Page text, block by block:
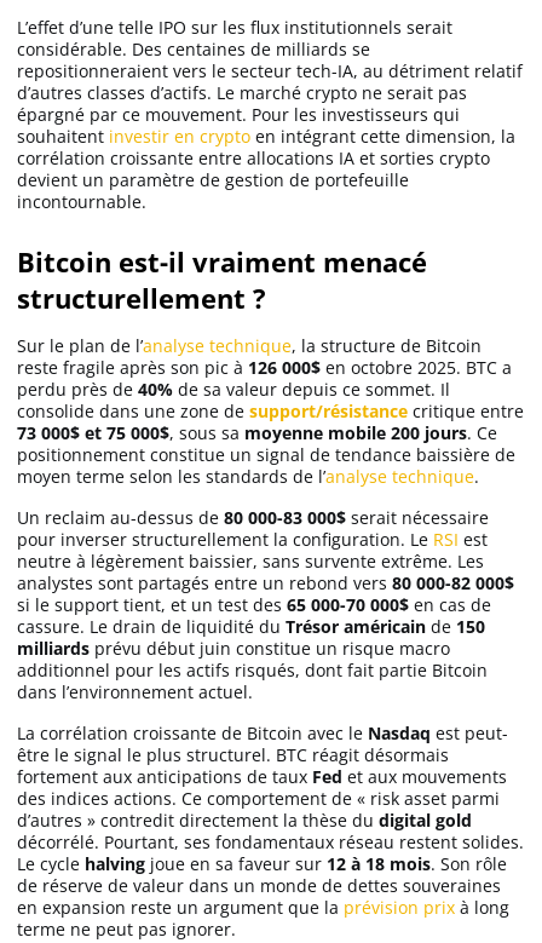
L’effet d’une telle IPO sur les flux institutionnels serait
considérable. Des centaines de milliards se
repositionneraient vers le secteur tech-IA, au détriment relatif
d’autres classes d’actifs. Le marché crypto ne serait pas
épargné par ce mouvement. Pour les investisseurs qui
souhaitent investir en crypto en intégrant cette dimension, la
corrélation croissante entre allocations IA et sorties crypto
devient un paramètre de gestion de portefeuille
incontournable.
Bitcoin est-il vraiment menacé
structurellement ?
Sur le plan de l’analyse technique, la structure de Bitcoin
reste fragile après son pic à 126 000$ en octobre 2025. BTC a
perdu près de 40% de sa valeur depuis ce sommet. Il
consolide dans une zone de support/résistance critique entre
73 000$ et 75 000$, sous sa moyenne mobile 200 jours. Ce
positionnement constitue un signal de tendance baissière de
moyen terme selon les standards de l’analyse technique.
Un reclaim au-dessus de 80 000-83 000$ serait nécessaire
pour inverser structurellement la configuration. Le RSI est
neutre à légèrement baissier, sans survente extrême. Les
analystes sont partagés entre un rebond vers 80 000-82 000$
si le support tient, et un test des 65 000-70 000$ en cas de
cassure. Le drain de liquidité du Trésor américain de 150
milliards prévu début juin constitue un risque macro
additionnel pour les actifs risqués, dont fait partie Bitcoin
dans l’environnement actuel.
La corrélation croissante de Bitcoin avec le Nasdaq est peut-
être le signal le plus structurel. BTC réagit désormais
fortement aux anticipations de taux Fed et aux mouvements
des indices actions. Ce comportement de « risk asset parmi
d’autres » contredit directement la thèse du digital gold
décorrélé. Pourtant, ses fondamentaux réseau restent solides.
Le cycle halving joue en sa faveur sur 12 à 18 mois. Son rôle
de réserve de valeur dans un monde de dettes souveraines
en expansion reste un argument que la prévision prix à long
terme ne peut pas ignorer.